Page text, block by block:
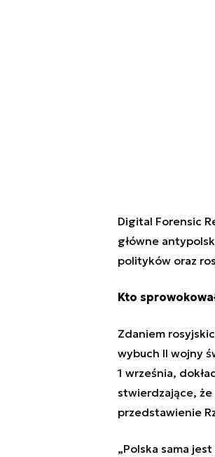
Digital Forensic
główne
polityków oraz
Kto
Zdaniem
wybuch II wojny
1 września,
stwierdzające, że
przedstawienie
„Polska sama